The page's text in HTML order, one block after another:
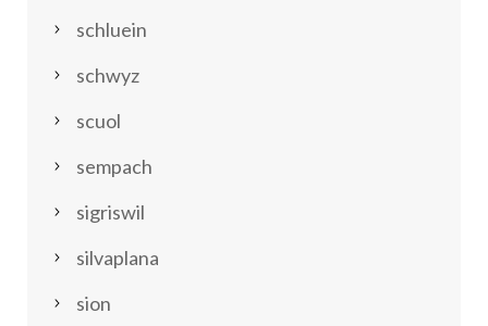
schluein
schwyz
scuol
sempach
sigriswil
silvaplana
sion